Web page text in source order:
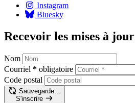
Instagram
Bluesky
Recevoir les mises à jour
Nom
Courriel * obligatoire
Code postal
Sauvegarde…
S'inscrire